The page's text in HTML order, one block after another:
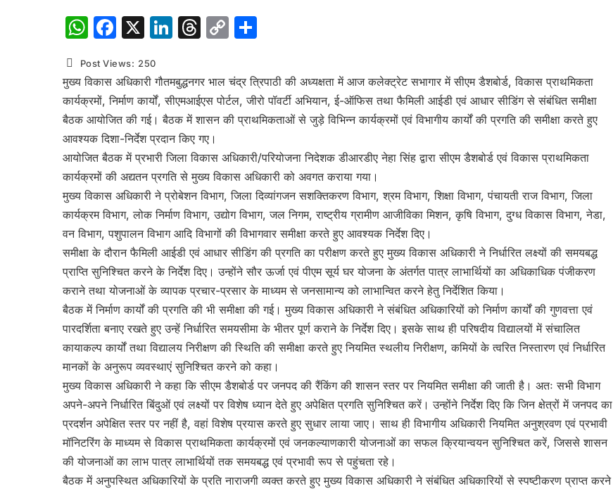
WhatsApp
Facebook
X LinkedIn
Threads
Copy
Post Views: 250
मुख्य विकास अधिकारी गौतमबुद्धनगर भाल चंद्र त्रिपाठी की अध्यक्षता में आज कलेक्ट्रेट सभागार में सीएम डैशबोर्ड, विकास प्राथमिकता
कार्यक्रमों, निर्माण कार्यों, सीएमआईएस पोर्टल, जीरो पॉवर्टी अभियान, ई-ऑफिस तथा फैमिली आईडी एवं आधार सीडिंग से संबंधित समीक्षा
बैठक आयोजित की गई। बैठक में शासन की प्राथमिकताओं से जुड़े विभिन्न कार्यक्रमों एवं विभागीय कार्यों की प्रगति की समीक्षा करते हुए
आवश्यक दिशा-निर्देश प्रदान किए गए।
आयोजित बैठक में प्रभारी जिला विकास अधिकारी/परियोजना निदेशक डीआरडीए नेहा सिंह द्वारा सीएम डैशबोर्ड एवं विकास प्राथमिकता
कार्यक्रमों की अद्यतन प्रगति से मुख्य विकास अधिकारी को अवगत कराया गया।
मुख्य विकास अधिकारी ने प्रोबेशन विभाग, जिला दिव्यांगजन सशक्तिकरण विभाग, श्रम विभाग, शिक्षा विभाग, पंचायती राज विभाग, जिला
कार्यक्रम विभाग, लोक निर्माण विभाग, उद्योग विभाग, जल निगम, राष्ट्रीय ग्रामीण आजीविका मिशन, कृषि विभाग, दुग्ध विकास विभाग, नेडा,
वन विभाग, पशुपालन विभाग आदि विभागों की विभागवार समीक्षा करते हुए आवश्यक निर्देश दिए।
समीक्षा के दौरान फैमिली आईडी एवं आधार सीडिंग की प्रगति का परीक्षण करते हुए मुख्य विकास अधिकारी ने निर्धारित लक्ष्यों की समयबद्ध
प्राप्ति सुनिश्चित करने के निर्देश दिए। उन्होंने सौर ऊर्जा एवं पीएम सूर्य घर योजना के अंतर्गत पात्र लाभार्थियों का अधिकाधिक पंजीकरण
कराने तथा योजनाओं के व्यापक प्रचार-प्रसार के माध्यम से जनसामान्य को लाभान्वित करने हेतु निर्देशित किया।
बैठक में निर्माण कार्यों की प्रगति की भी समीक्षा की गई। मुख्य विकास अधिकारी ने संबंधित अधिकारियों को निर्माण कार्यों की गुणवत्ता एवं
पारदर्शिता बनाए रखते हुए उन्हें निर्धारित समयसीमा के भीतर पूर्ण कराने के निर्देश दिए। इसके साथ ही परिषदीय विद्यालयों में संचालित
कायाकल्प कार्यों तथा विद्यालय निरीक्षण की स्थिति की समीक्षा करते हुए नियमित स्थलीय निरीक्षण, कमियों के त्वरित निस्तारण एवं निर्धारित
मानकों के अनुरूप व्यवस्थाएं सुनिश्चित करने को कहा।
मुख्य विकास अधिकारी ने कहा कि सीएम डैशबोर्ड पर जनपद की रैंकिंग की शासन स्तर पर नियमित समीक्षा की जाती है। अतः सभी विभाग
अपने-अपने निर्धारित बिंदुओं एवं लक्ष्यों पर विशेष ध्यान देते हुए अपेक्षित प्रगति सुनिश्चित करें। उन्होंने निर्देश दिए कि जिन क्षेत्रों में जनपद का
प्रदर्शन अपेक्षित स्तर पर नहीं है, वहां विशेष प्रयास करते हुए सुधार लाया जाए। साथ ही विभागीय अधिकारी नियमित अनुश्रवण एवं प्रभावी
मॉनिटरिंग के माध्यम से विकास प्राथमिकता कार्यक्रमों एवं जनकल्याणकारी योजनाओं का सफल क्रियान्वयन सुनिश्चित करें, जिससे शासन
की योजनाओं का लाभ पात्र लाभार्थियों तक समयबद्ध एवं प्रभावी रूप से पहुंचता रहे।
बैठक में अनुपस्थित अधिकारियों के प्रति नाराजगी व्यक्त करते हुए मुख्य विकास अधिकारी ने संबंधित अधिकारियों से स्पष्टीकरण प्राप्त करने